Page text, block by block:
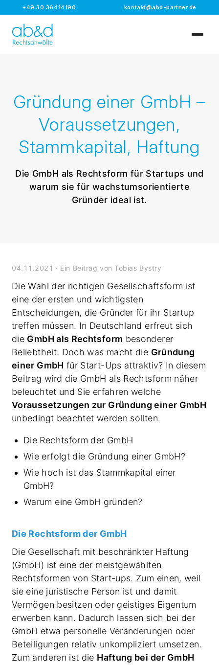
+49 30 36414190 kontakt@abd-partner.de
Gründung einer GmbH –
Voraussetzungen,
Stammkapital, Haftung
Die GmbH als Rechtsform für Startups und
warum sie für wachstumsorientierte
Gründer ideal ist.
04.11.2021 · Ein Beitrag von Tobias Bystry
Die Wahl der richtigen Gesellschaftsform ist
eine der ersten und wichtigsten
Entscheidungen, die Gründer für ihr Startup
treffen müssen. In Deutschland erfreut sich
die GmbH als Rechtsform besonderer
Beliebtheit. Doch was macht die Gründung
einer GmbH für Start-Ups attraktiv? In diesem
Beitrag wird die GmbH als Rechtsform näher
beleuchtet und Sie erfahren welche
Voraussetzungen zur Gründung einer GmbH
unbedingt beachtet werden sollten.
Die Rechtsform der GmbH
Wie erfolgt die Gründung einer GmbH?
Wie hoch ist das Stammkapital einer
GmbH?
Warum eine GmbH gründen?
Die Rechtsform der GmbH
Die Gesellschaft mit beschränkter Haftung
(GmbH) ist eine der meistgewählten
Rechtsformen von Start-ups. Zum einen, weil
sie eine juristische Person ist und damit
Vermögen besitzen oder geistiges Eigentum
erwerben kann. Dadurch lassen sich bei der
GmbH etwa personelle Veränderungen oder
Beteiligungen relativ unkompliziert umsetzen.
Zum anderen ist die Haftung bei der GmbH